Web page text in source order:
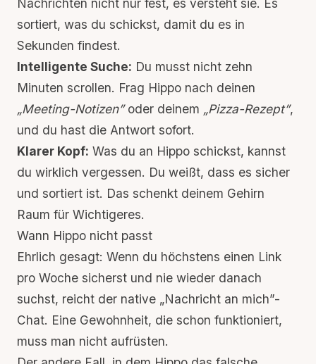
Nachrichten nicht nur fest, es versteht sie. Es
sortiert, was du schickst, damit du es in
Sekunden findest.
Intelligente Suche: Du musst nicht zehn
Minuten scrollen. Frag Hippo nach deinen
„Meeting-Notizen”oder deinem „Pizza-Rezept”,
und du hast die Antwort sofort.
Klarer Kopf: Was du an Hippo schickst, kannst
du wirklich vergessen. Du weißt, dass es sicher
und sortiert ist. Das schenkt deinem Gehirn
Raum für Wichtigeres.
Wann Hippo nicht passt
Ehrlich gesagt: Wenn du höchstens einen Link
pro Woche sicherst und nie wieder danach
suchst, reicht der native „Nachricht an mich”-
Chat. Eine Gewohnheit, die schon funktioniert,
muss man nicht aufrüsten.